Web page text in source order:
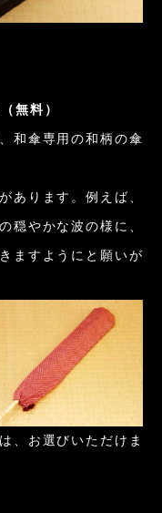
無料）
和傘専用の和柄の傘
あります。例えば、
穏やかな波の様に、
ますようにと願いが
、お選びいただけま